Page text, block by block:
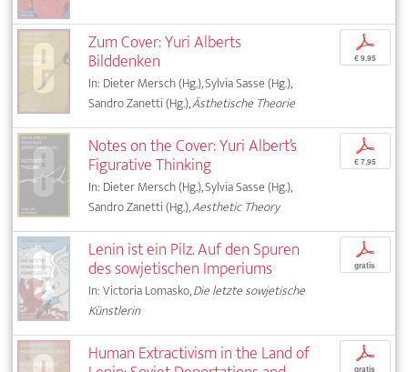
Zum Cover: Yuri Alberts
Bilddenken
In: Dieter Mersch (Hg.), Sylvia Sasse (Hg.),
Sandro Zanetti (Hg.),Ästhetische Theorie
p
€ 9,95
Notes on the Cover: Yuri Albert’s
Figurative Thinking
In: Dieter Mersch (Hg.), Sylvia Sasse (Hg.),
Sandro Zanetti (Hg.),Aesthetic Theory
p
€ 7,95
Lenin ist ein Pilz. Auf den Spuren
des sowjetischen Imperiums
In: Victoria Lomasko,Die letzte sowjetische
Künstlerin
p
gratis
Human Extractivism in the Land of p
gratis